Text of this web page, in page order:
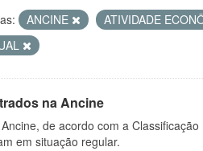
ANCINE
ATIVIDADE
na Ancine
de acordo com a Classificação
em situação regular.